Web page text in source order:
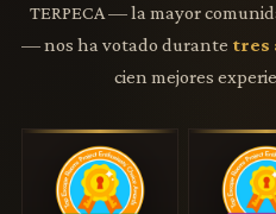
TERPECA — la mayor
— nos ha votado durante tres
cien mejores